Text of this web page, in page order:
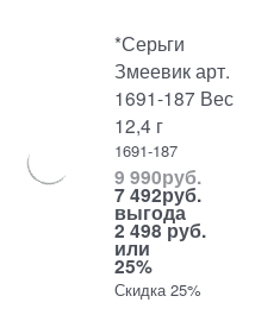
*Серьги
Змеевик арт.
1691-187 Вес
12,4 г
1691-187
9 990руб.
7 492руб.
выгода
2 498 руб.
или
25%
Скидка 25%